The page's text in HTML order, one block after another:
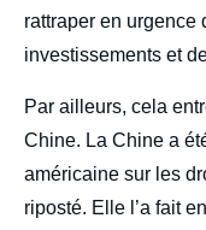
rattraper en urgence
investissements et
Par ailleurs, cela
Chine. La Chine a
américaine sur les
riposté. Elle l’a fait